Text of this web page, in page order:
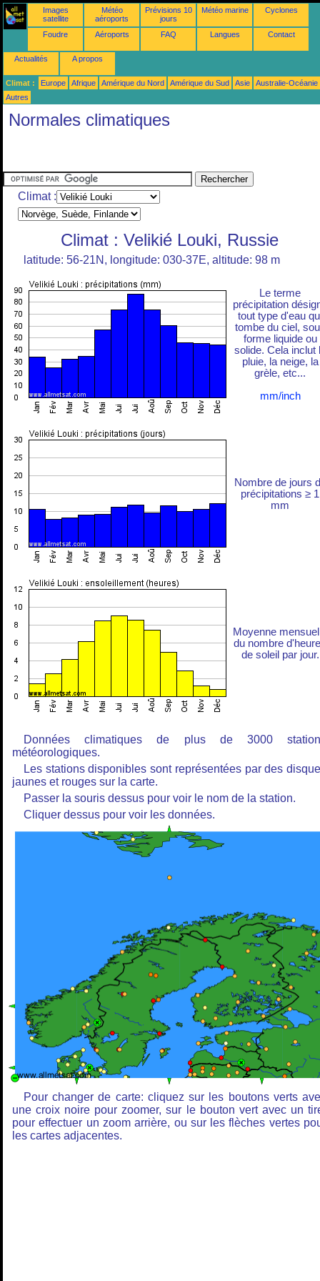
Images
satellite
Météo
aéroports
Prévisions 10
jours
Météo marine Cyclones
Foudre Aéroports FAQ Langues Contact
Actualités A propos
Climat : Europe Afrique Amérique du Nord Amérique du Sud Asie
Australie-Océanie
Autres
Normales climatiques
Climat :
Climat : Velikié Louki, Russie
latitude: 56-21N, longitude: 030-37E, altitude: 98 m
Le terme
précipitation
tout type d'eau
tombe du ciel,
forme liquide ou
solide. Cela inclut
pluie, la neige, la
grèle, etc...
mm/inch
Nombre de jours
précipitations ≥ 1
mm
Moyenne
du nombre
de soleil par jour.
Données climatiques de plus de 3000
météorologiques.
Les stations disponibles sont représentées par des
jaunes et rouges sur la carte.
Passer la souris dessus pour voir le nom de la station.
Cliquer dessus pour voir les données.
Pour changer de carte: cliquez sur les boutons verts
une croix noire pour zoomer, sur le bouton vert avec un
pour effectuer un zoom arrière, ou sur les flèches vertes
les cartes adjacentes.